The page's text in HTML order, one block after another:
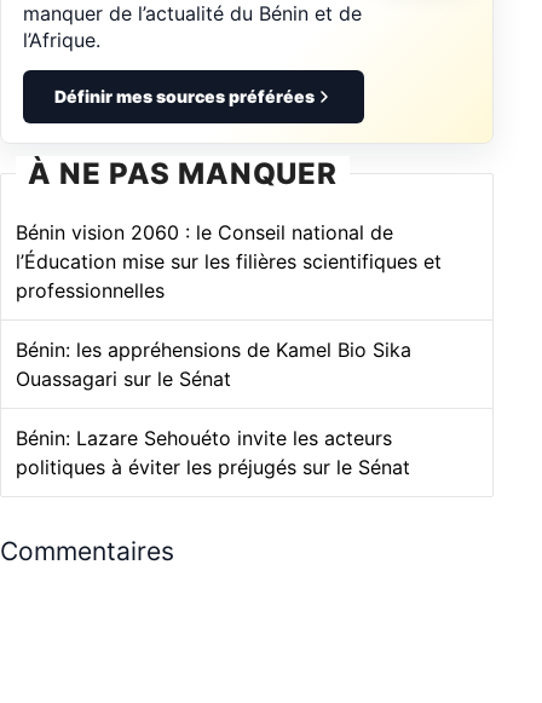
manquer de l’actualité du Bénin et de
l’Afrique.
Définir mes sources préférées
À NE PAS MANQUER
Bénin vision 2060 : le Conseil national de
l’Éducation mise sur les filières scientifiques et
professionnelles
Bénin: les appréhensions de Kamel Bio Sika
Ouassagari sur le Sénat
Bénin: Lazare Sehouéto invite les acteurs
politiques à éviter les préjugés sur le Sénat
Commentaires